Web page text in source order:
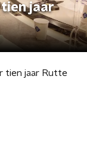
tien jaar
tien jaar Rutte